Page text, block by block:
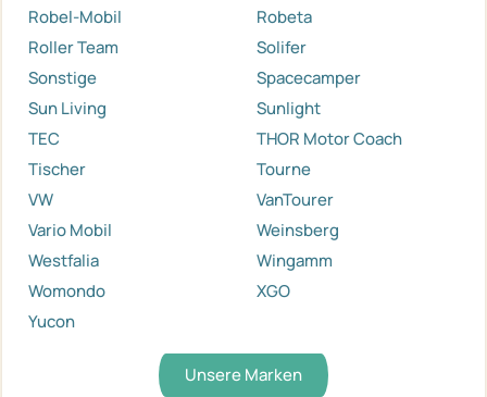
Robel-Mobil
Robeta
Roller Team
Solifer
Sonstige
Spacecamper
Sun Living
Sunlight
TEC
THOR Motor Coach
Tischer
Tourne
VW
VanTourer
Vario Mobil
Weinsberg
Westfalia
Wingamm
Womondo
XGO
Yucon
Unsere Marken